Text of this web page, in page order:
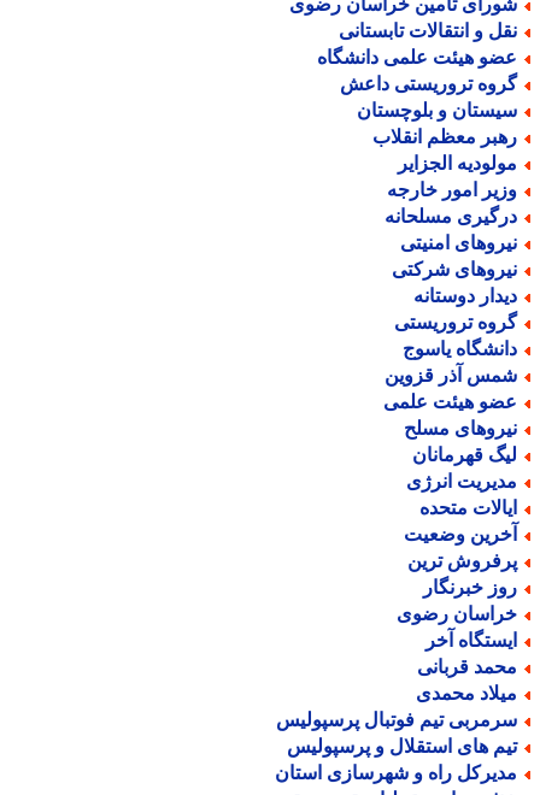
تأمین خراسان رضوی
و انتقالات تابستانی
هیئت علمی دانشگاه
تروریستی داعش
و بلوچستان
معظم انقلاب
الجزایر
امور خارجه
مسلحانه
امنیتی
شرکتی
دوستانه
تروریستی
یاسوج
آذر قزوین
هیئت علمی
مسلح
قهرمانان
انرژی
متحده
وضعیت
ترین
خبرنگار
رضوی
آخر
قربانی
محمدی
تیم فوتبال پرسپولیس
های استقلال و پرسپولیس
راه و شهرسازی استان